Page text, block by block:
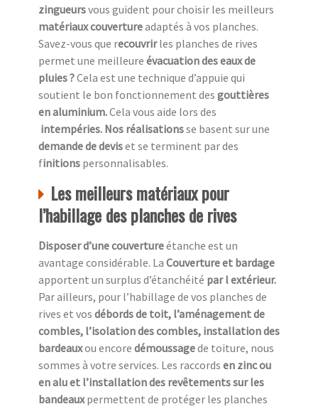
zingueursvous guident pour choisir les meilleurs
matériaux couvertureadaptés à vos planches.
Savez-vous que recouvrirles planches de rives
permet une meilleure évacuation des eaux de
pluies ?Cela est une technique d’appuie qui
soutient le bon fonctionnement des gouttières
en aluminium.Cela vous aide lors des
intempéries. Nos réalisationsse basent sur une
demande de deviset se terminent par des
finitions personnalisables.
Les meilleurs matériaux pour
l’habillage des planches de rives
Disposer d’une couvertureétanche est un
avantage considérable. La Couverture et bardage
apportent un surplus d’étanchéité par l extérieur.
Par ailleurs, pour l’habillage de vos planches de
rives et vos débords de toit, l’aménagement de
combles, l’isolation des combles, installation des
bardeauxou encore démoussagede toiture, nous
sommes à votre services. Les raccords en zinc ou
en alu et l’installation des revêtements sur les
bandeauxpermettent de protéger les planches